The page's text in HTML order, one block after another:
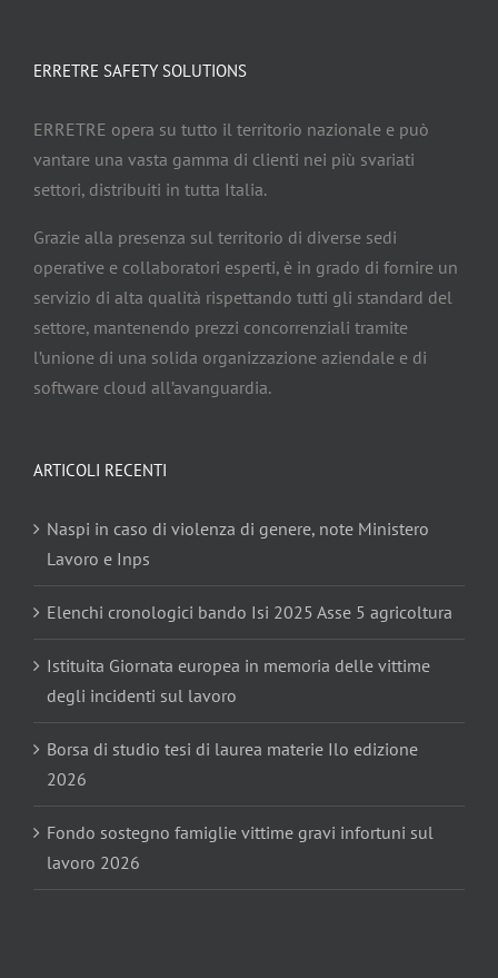
ERRETRE SAFETY SOLUTIONS
ERRETRE opera su tutto il territorio nazionale e può
vantare una vasta gamma di clienti nei più svariati
settori, distribuiti in tutta Italia.
Grazie alla presenza sul territorio di diverse sedi
operative e collaboratori esperti, è in grado di fornire un
servizio di alta qualità rispettando tutti gli standard del
settore, mantenendo prezzi concorrenziali tramite
l’unione di una solida organizzazione aziendale e di
software cloud all’avanguardia.
ARTICOLI RECENTI
Naspi in caso di violenza di genere, note Ministero
Lavoro e Inps
Elenchi cronologici bando Isi 2025 Asse 5 agricoltura
Istituita Giornata europea in memoria delle vittime
degli incidenti sul lavoro
Borsa di studio tesi di laurea materie Ilo edizione
2026
Fondo sostegno famiglie vittime gravi infortuni sul
lavoro 2026